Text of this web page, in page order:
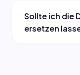
Sollte ich die
ersetzen